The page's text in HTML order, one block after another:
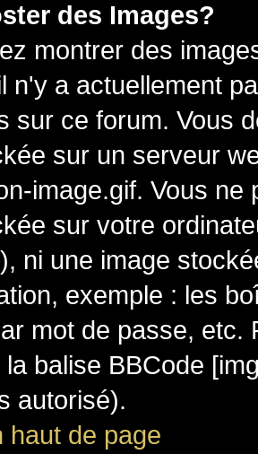
des Images?
montrer des
n'y a actuellement
sur ce forum. Vous
sur un serveur
image.gif. Vous
sur votre
ni une image
exemple : les
mot de passe, etc.
balise BBCode
autorisé).
haut de page